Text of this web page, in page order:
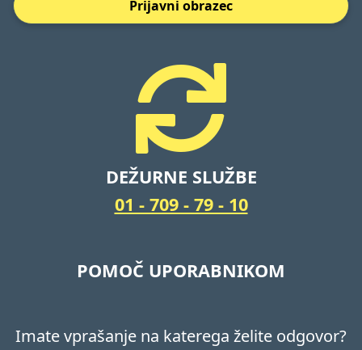
Prijavni obrazec
DEŽURNE SLUŽBE
01 - 709 - 79 - 10
POMOČ UPORABNIKOM
Imate vprašanje na katerega želite odgovor?